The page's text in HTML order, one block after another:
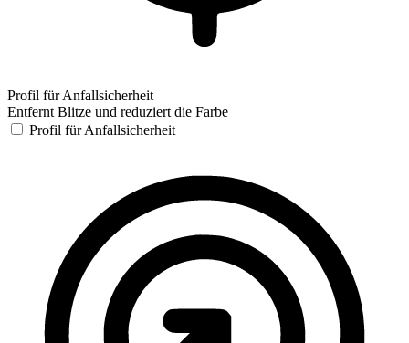
Profil für Anfallsicherheit
Entfernt Blitze und reduziert die Farbe
Profil für Anfallsicherheit